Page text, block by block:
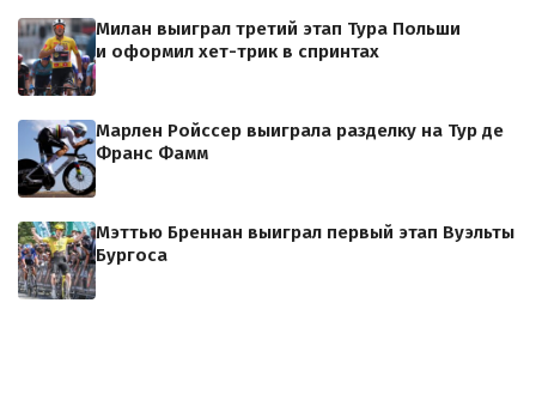
Милан выиграл третий этап Тура Польши
и оформил хет-трик в спринтах
Марлен Ройссер выиграла разделку на Тур де
Франс Фамм
Мэттью Бреннан выиграл первый этап Вуэльты
Бургоса